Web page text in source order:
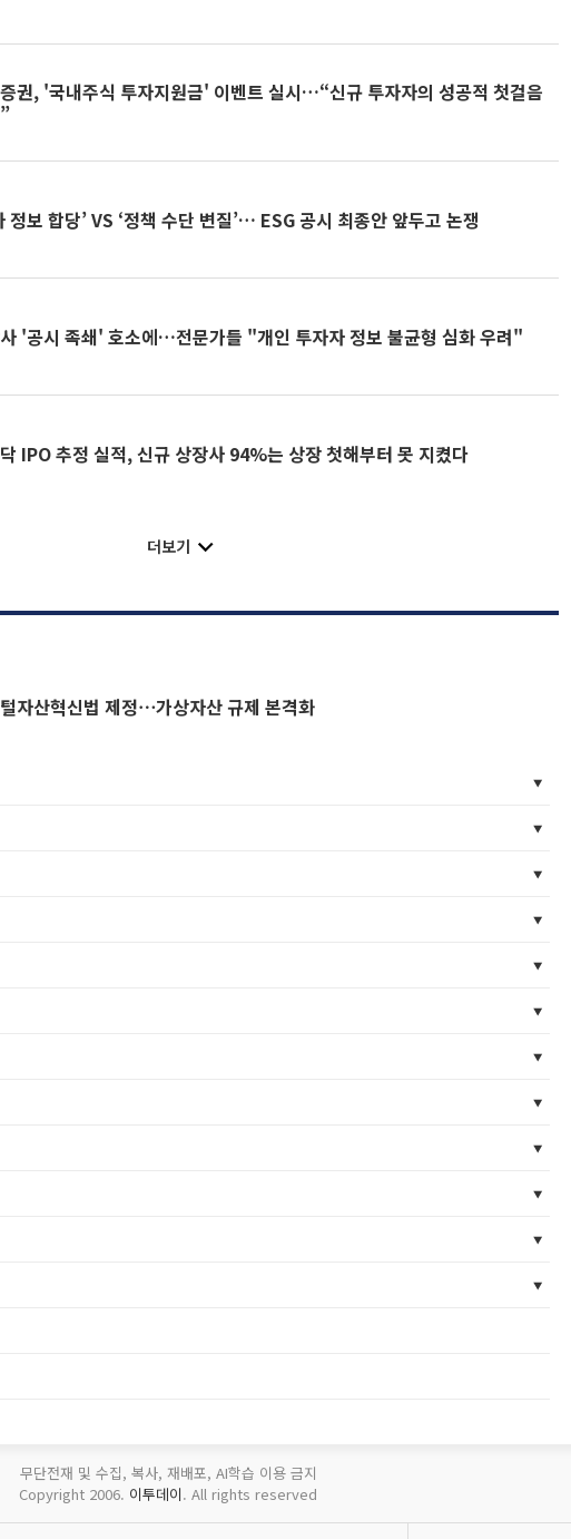
권, '국내주식 투자지원금' 이벤트 실시…“신규 투자자의 성공적 첫걸음
‘투자 정보 합당’ VS ‘정책 수단 변질’… ESG 공시 최종안 앞두고 논쟁
'공시 족쇄' 호소에…전문가들 "개인 투자자 정보 불균형 심화 우려"
IPO 추정 실적, 신규 상장사 94%는 상장 첫해부터 못 지켰다
더보기
자산혁신법 제정⋯가상자산 규제 본격화
무단전재 및 수집, 복사, 재배포, AI학습 이용 금지
Copyright 2006. 이투데이. All rights reserved